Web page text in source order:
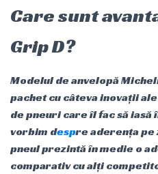
Care sunt
Grip D?
Modelul de anvelopă
pachet cu câteva inovații
de pneuri care îl fac să iasă
vorbim despre aderența pe
pneul prezintă în medie o
comparativ cu alți